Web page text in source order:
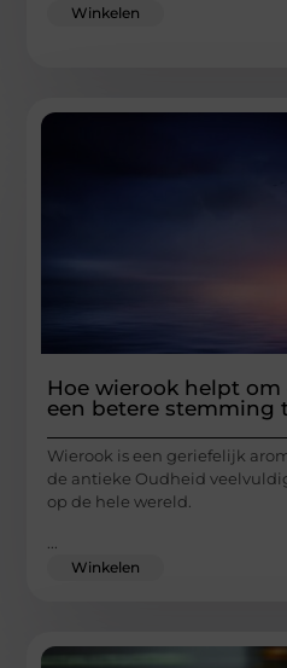
Winkelen
Hoe wierook helpt
een betere stemming
Wierook is een geriefelijk
de antieke Oudheid
op de hele wereld.
Winkelen